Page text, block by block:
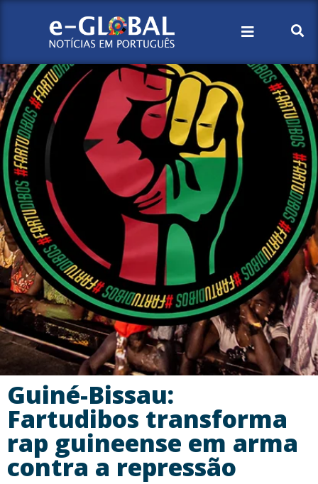
Guiné-Bissau:
Fartudibos transforma
rap guineense em arma
contra a repressão